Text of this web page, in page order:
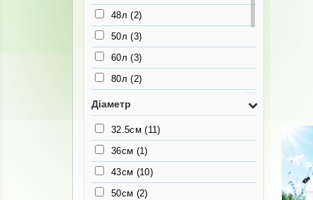
48л(2)
50л(3)
60л(3)
80л(2)
100л
130л(1)
160л(1)
230л(1)
Діаметр
32.5см(11)
36см (1)
43см (10)
50см (2)